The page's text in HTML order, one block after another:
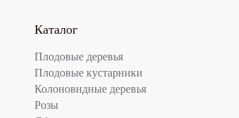
Каталог
Плодовые деревья
Плодовые кустарники
Колоновидные деревья
Розы